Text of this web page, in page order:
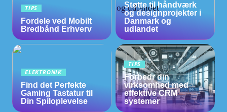
TIPS
Fordele ved Mobilt
Bredbånd Erhverv
Støtte til håndværk
og designprojekter i
Danmark og
udlandet
ELEKTRONIK
Find det Perfekte
Gaming Tastatur til
Din Spiloplevelse
TIPS
Forbedr din
virksomhed med
effektive CRM
systemer